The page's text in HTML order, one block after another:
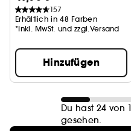
157
Erhältlich in 48 Farben
*Inkl. MwSt. und zzgl.Versand
Hinzufügen
Du hast 24 von
gesehen.